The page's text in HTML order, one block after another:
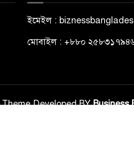
ইমেইল :
মোবাইল : +৮৮০
Theme Developed BYBusiness